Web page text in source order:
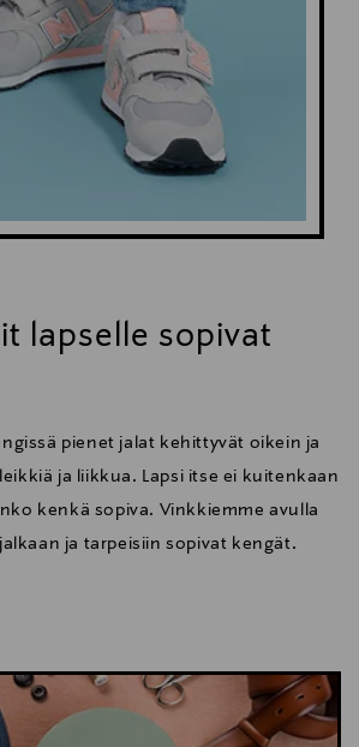
lapselle sopivat
pienet jalat kehittyvät oikein ja
ja liikkua. Lapsi itse ei kuitenkaan
kenkä sopiva. Vinkkiemme avulla
ja tarpeisiin sopivat kengät.